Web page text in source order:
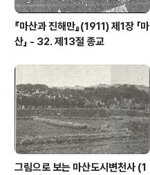
『마산과 진해만』(1911) 제1장 「마
산」 - 32. 제13절 종교
그림으로 보는 마산도시변천사 (1